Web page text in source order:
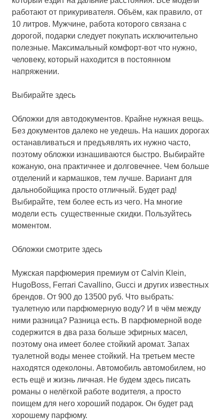
работают от прикуривателя. Объём, как правило, от
10 литров. Мужчине, работа которого связана с
дорогой, подарки следует покупать исключительно
полезные. Максимальный комфорт-вот что нужно,
человеку, который находится в постоянном
напряжении.
Выбирайте здесь
Обложки для автодокументов. Крайне нужная вещь.
Без документов далеко не уедешь. На наших дорогах
останавливаться и предъявлять их нужно часто,
поэтому обложки изнашиваются быстро. Выбирайте
кожаную, она практичнее и долговечнее. Чем больше
отделений и кармашков, тем лучше. Вариант для
дальнобойщика просто отличный. Будет рад!
Выбирайте, тем более есть из чего. На многие
модели есть существенные скидки. Пользуйтесь
моментом.
Обложки смотрите здесь
Мужская парфюмерия премиум от Calvin Klein,
HugoBoss, Ferrari Cavallino, Gucci и других известных
брендов. От 900 до 13500 руб. Что выбрать:
туалетную или парфюмерную воду? И в чём между
ними разница? Разница есть. В парфюмерной воде
содержится в два раза больше эфирных масел,
поэтому она имеет более стойкий аромат. Запах
туалетной воды менее стойкий. На третьем месте
находятся одеколоны. Автомобиль автомобилем, но
есть ещё и жизнь личная. Не будем здесь писать
романы о нелёгкой работе водителя, а просто
поищем для него хороший подарок. Он будет рад
хорошему парфюму.